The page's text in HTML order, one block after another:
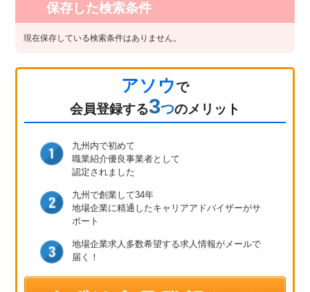
保存した検索条件
現在保存している検索条件はありません。
アソウで
会員登録する3つのメリット
九州内で初めて
職業紹介優良事業者として
認定されました
九州で創業して34年
地場企業に精通したキャリアアドバイザーがサ
ポート
地場企業求人多数希望する求人情報がメールで
届く！